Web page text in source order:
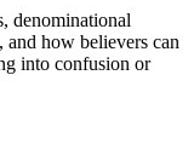
denominational
how believers can
into confusion or